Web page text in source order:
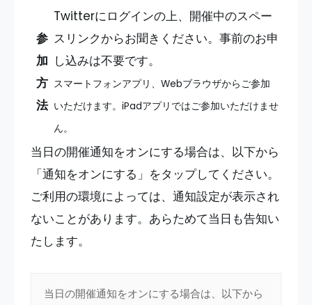
参
加
方
法
Twitterにログインの上、開催中のスペー
スリンクからお聞きください。事前のお申
し込みは不要です。
スマートフォンアプリ、Webブラウザからご参加
いただけます。iPadアプリではご参加いただけませ
ん。
当日の開催通知をオンにする場合は、以下から
「通知をオンにする」をタップしてください。
ご利用の環境によっては、通知設定が表示され
ないことがあります。あらためて当日も告知い
たします。
当日の開催通知をオンにする場合は、以下から